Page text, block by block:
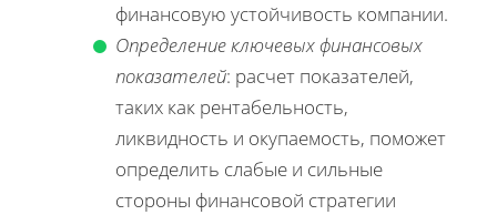
финансовую устойчивость компании.
Определение ключевых финансовых
показателей: расчет показателей,
таких как рентабельность,
ликвидность и окупаемость, поможет
определить слабые и сильные
стороны финансовой стратегии